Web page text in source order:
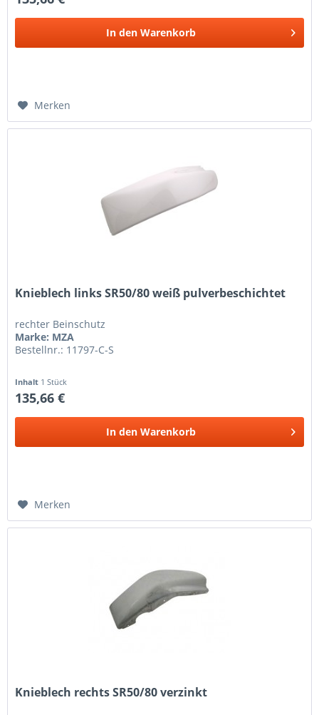
In den Warenkorb
Merken
Knieblech links SR50/80 weiß pulverbeschichtet
rechter Beinschutz
Marke: MZA
Bestellnr.: 11797-C-S
Inhalt 1 Stück
135,66 €
In den Warenkorb
Merken
Knieblech rechts SR50/80 verzinkt